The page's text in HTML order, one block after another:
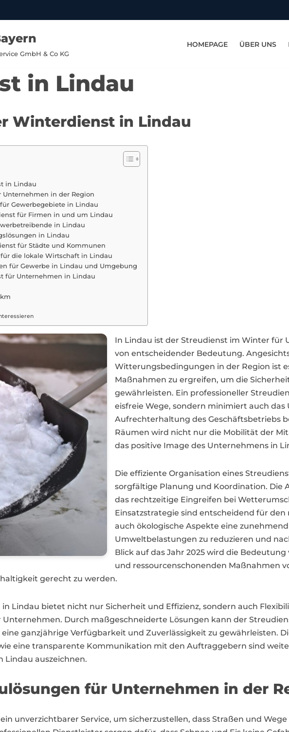
GmbH & Co KG
HOMEPAGE ÜBER UNS
in Lindau
Winterdienst in Lindau
in Lindau
in der Region
Gewerbegebiete in Lindau
für Firmen in und um Lindau
in Lindau
in Lindau
für Städte und Kommunen
die lokale Wirtschaft in Lindau
für Gewerbe in Lindau und Umgebung
für Unternehmen in Lindau
In Lindau ist der Streudienst im Winter für
von entscheidender Bedeutung.
Witterungsbedingungen in der Region ist
Maßnahmen zu ergreifen, um die
gewährleisten. Ein professioneller
eisfreie Wege, sondern minimiert auch
Aufrechterhaltung des Geschäftsbetriebs
Räumen wird nicht nur die Mobilität der
das positive Image des Unternehmens in
Die effiziente Organisation eines
sorgfältige Planung und Koordination. Die
das rechtzeitige Eingreifen bei
Einsatzstrategie sind entscheidend für den
auch ökologische Aspekte eine
Umweltbelastungen zu reduzieren und
Blick auf das Jahr 2025 wird die
und ressourcenschonenden Maßnahmen
gerecht zu werden.
in Lindau bietet nicht nur Sicherheit und Effizienz, sondern auch
Durch maßgeschneiderte Lösungen kann der
ganzjährige Verfügbarkeit und Zuverlässigkeit zu gewährleisten.
eine transparente Kommunikation mit den Auftraggebern sind
Lindau auszeichnen.
für Unternehmen in der
unverzichtbarer Service, um sicherzustellen, dass Straßen und